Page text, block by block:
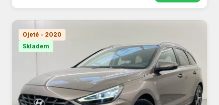
Ojeté - 2020
Skladem